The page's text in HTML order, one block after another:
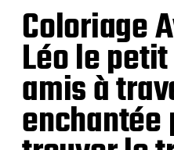
Coloriage
Léo le
amis à
enchantée